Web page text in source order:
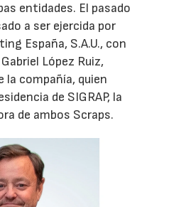
entidades. El pasado
a ser ejercida por
España, S.A.U., con
López Ruiz,
la compañía, quien
de SIGRAP, la
de ambos Scraps.